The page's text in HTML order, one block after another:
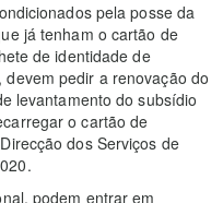
pela posse da
já tenham o cartão de
de identidade de
pedir a renovação do
levantamento do subsídio
o cartão de
dos Serviços de
podem entrar em